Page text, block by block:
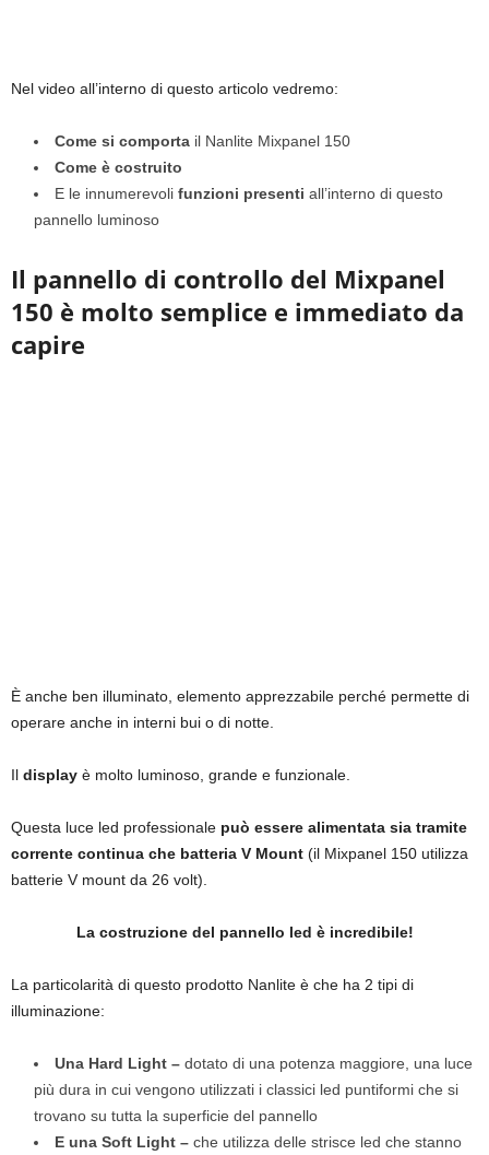
Nel video all’interno di questo articolo vedremo:
Come si comporta il Nanlite Mixpanel 150
Come è costruito
E le innumerevoli funzioni presenti all’interno di questo
pannello luminoso
Il pannello di controllo del Mixpanel
150 è molto semplice e immediato da
capire
È anche ben illuminato, elemento apprezzabile perché permette di
operare anche in interni bui o di notte.
Il display è molto luminoso, grande e funzionale.
Questa luce led professionale può essere alimentata sia tramite
corrente continua che batteria V Mount (il Mixpanel 150 utilizza
batterie V mount da 26 volt).
La costruzione del pannello led è incredibile!
La particolarità di questo prodotto Nanlite è che ha 2 tipi di
illuminazione:
Una Hard Light – dotato di una potenza maggiore, una luce
più dura in cui vengono utilizzati i classici led puntiformi che si
trovano su tutta la superficie del pannello
E una Soft Light – che utilizza delle strisce led che stanno